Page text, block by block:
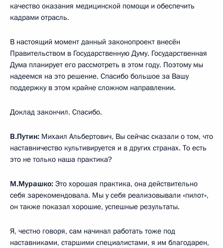
качество оказания медицинской помощи и обеспечить
кадрами отрасль.
В настоящий момент данный законопроект внесён
Правительством в Государственную Думу. Государственная
Дума планирует его рассмотреть в этом году. Поэтому мы
надеемся на это решение. Спасибо большое за Вашу
поддержку в этом крайне сложном направлении.
Доклад закончил. Спасибо.
В.Путин: Михаил Альбертович, Вы сейчас сказали о том, что
наставничество культивируется и в других странах. То есть
это не только наша практика?
М.Мурашко: Это хорошая практика, она действительно
себя зарекомендовала. Мы у себя реализовывали «пилот»,
он также показал хорошие, успешные результаты.
Я, честно говоря, сам начинал работать тоже под
наставниками, старшими специалистами, я им благодарен,